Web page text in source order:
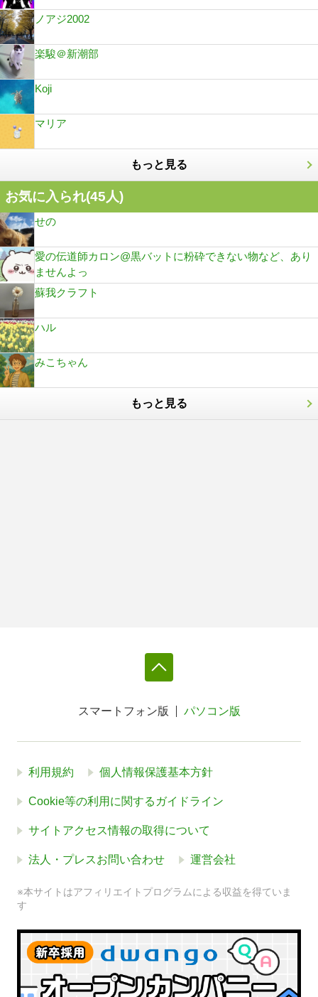
ノアジ2002
楽駿＠新潮部
Koji
マリア
もっと見る
お気に入られ(45人)
せの
愛の伝道師カロン@黒バットに粉砕できない物など、あり
ませんよっ
蘇我クラフト
ハル
みこちゃん
もっと見る
スマートフォン版 パソコン版
利用規約 個人情報保護基本方針
Cookie等の利用に関するガイドライン
サイトアクセス情報の取得について
法人・プレスお問い合わせ 運営会社
※本サイトはアフィリエイトプログラムによる収益を得ていま
す